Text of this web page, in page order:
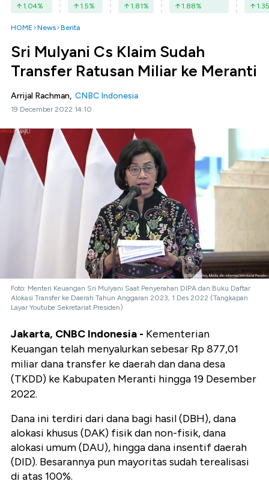
1.04% 1.5% 1.81% 1.88% 1.35
HOME News Berita
Sri Mulyani Cs Klaim Sudah
Transfer Ratusan Miliar ke Meranti
Arrijal Rachman, CNBC Indonesia
19 December 2022 14:10
Foto: Menteri Keuangan Sri Mulyani Saat Penyerahan DIPA dan Buku Daftar
Alokasi Transfer ke Daerah Tahun Anggaran 2023, 1 Des 2022 (Tangkapan
Layar Youtube Sekretariat Presiden)
Jakarta, CNBC Indonesia - Kementerian
Keuangan telah menyalurkan sebesar Rp 877,01
miliar dana transfer ke daerah dan dana desa
(TKDD) ke Kabupaten Meranti hingga 19 Desember
2022.
Dana ini terdiri dari dana bagi hasil (DBH), dana
alokasi khusus (DAK) fisik dan non-fisik, dana
alokasi umum (DAU), hingga dana insentif daerah
(DID). Besarannya pun mayoritas sudah terealisasi
di atas 100%.